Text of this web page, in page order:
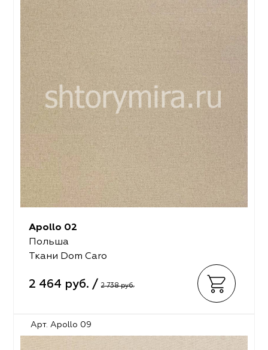
Apollo 02
Польша
Ткани Dom Caro
2 464 руб. / 2 738 руб.
Арт. Apollo 09